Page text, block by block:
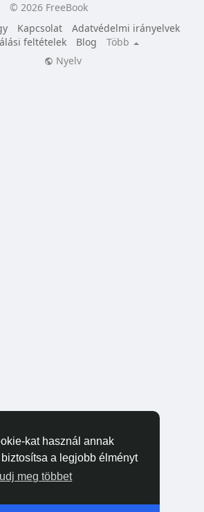
kat használ annak
a legjobb élményt
meg többet
© 2026 FreeBook
Kapcsolat
Adatvédelmi irányelvek
feltételek
Blog
Több
Nyelv